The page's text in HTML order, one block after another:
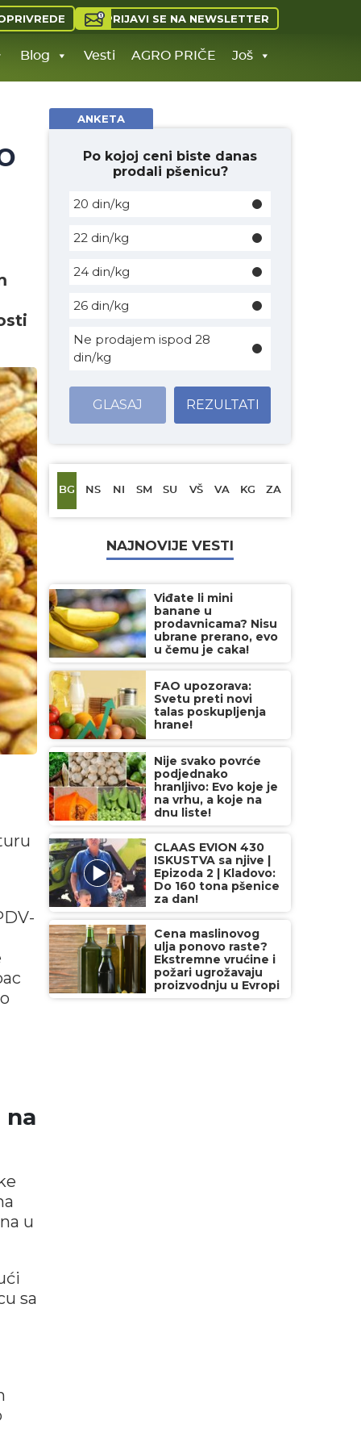
PRIJAVI SE NA NEWSLETTER
Blog Vesti AGRO PRIČE Još
na
u
sa
ANKETA
Po kojoj ceni biste danas
prodali pšenicu?
20 din/kg
22 din/kg
24 din/kg
26 din/kg
Ne prodajem ispod 28
din/kg
GLASAJ REZULTATI
BG NS NI SM SU VŠ VA KG ZA
NAJNOVIJE VESTI
Viđate li mini
banane u
prodavnicama? Nisu
ubrane prerano, evo
u čemu je caka!
FAO upozorava:
Svetu preti novi
talas poskupljenja
hrane!
Nije svako povrće
podjednako
hranljivo: Evo koje je
na vrhu, a koje na
dnu liste!
CLAAS EVION 430
ISKUSTVA sa njive |
Epizoda 2 | Kladovo:
Do 160 tona pšenice
za dan!
Cena maslinovog
ulja ponovo raste?
Ekstremne vrućine i
požari ugrožavaju
proizvodnju u Evropi